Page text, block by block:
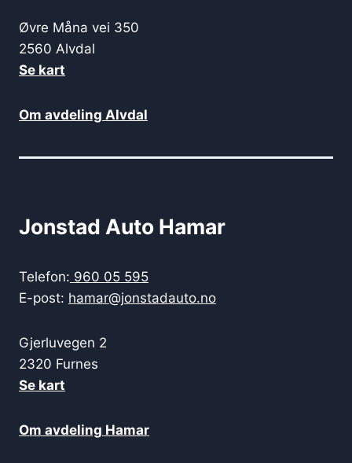
Øvre Måna vei 350
2560 Alvdal
Se kart
Om avdeling Alvdal
Jonstad Auto Hamar
Telefon: 960 05 595
E-post: hamar@jonstadauto.no
Gjerluvegen 2
2320 Furnes
Se kart
Om avdeling Hamar